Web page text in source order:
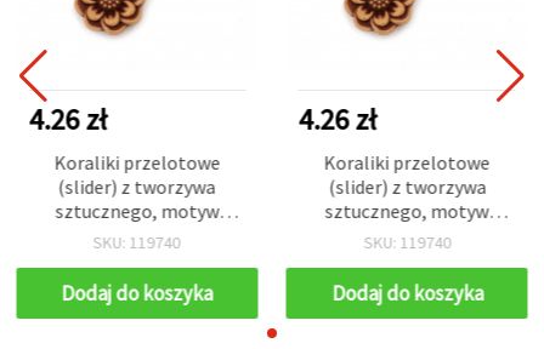
4.26 zł
Koraliki przelotowe
(slider) z tworzywa
sztucznego, motyw
antycznego kwiatu,
otwór 3 x 9 mm – 50 g
(~45 szt.)
SKU: 119740
Dodaj do koszyka
4.26 zł
Koraliki przelotowe
(slider) z tworzywa
sztucznego, motyw
antycznego kwiatu,
otwór 3 x 9 mm – 50 g
(~45 szt.)
SKU: 119740
Dodaj do koszyka